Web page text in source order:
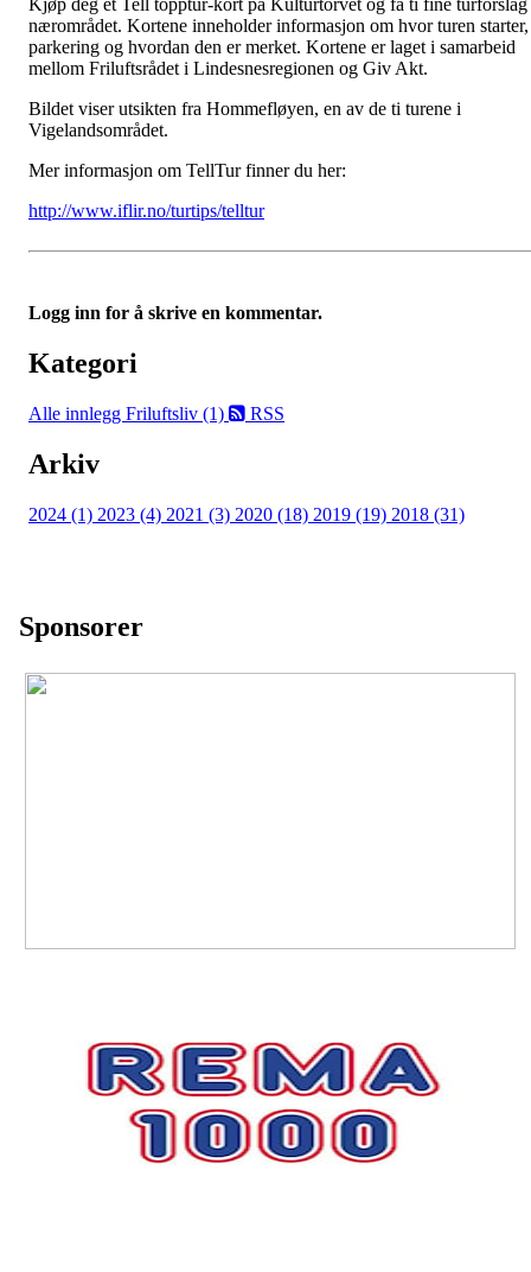
Kjøp deg et Tell topptur-kort på Kulturtorvet og få ti fine
nærområdet. Kortene inneholder informasjon om hvor turen starter,
parkering og hvordan den er merket. Kortene er laget i samarbeid
mellom Friluftsrådet i Lindesnesregionen og Giv Akt.
Bildet viser utsikten fra Hommefløyen, en av de ti turene i
Vigelandsområdet.
Mer informasjon om TellTur finner du her:
http://www.iflir.no/turtips/telltur
Logg inn for å skrive en kommentar.
Kategori
Alle innlegg Friluftsliv (1) RSS
Arkiv
2024 (1) 2023 (4) 2021 (3) 2020 (18) 2019 (19) 2018 (31)
Sponsorer